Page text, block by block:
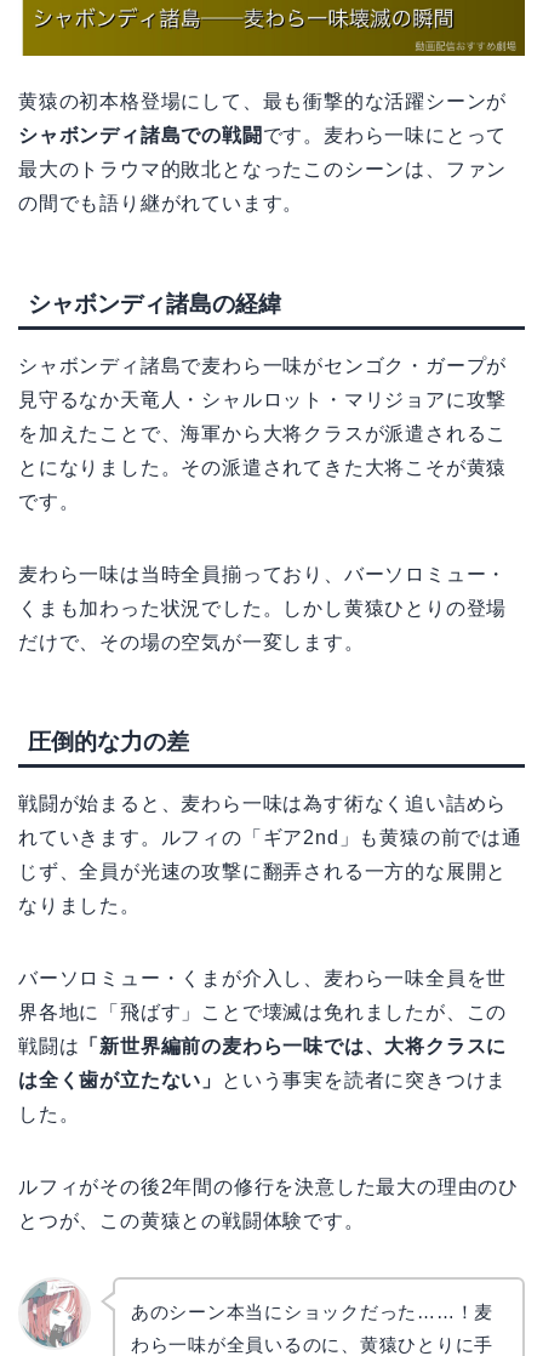
黄猿の初本格登場にして、最も衝撃的な活躍シーンが
シャボンディ諸島での戦闘 です。麦わら一味にとって
最大のトラウマ的敗北となったこのシーンは、ファン
の間でも語り継がれています。
シャボンディ諸島の経緯
シャボンディ諸島で麦わら一味がセンゴク・ガープが
見守るなか天竜人・シャルロット・マリジョアに攻撃
を加えたことで、海軍から大将クラスが派遣されるこ
とになりました。その派遣されてきた大将こそが黄猿
です。
麦わら一味は当時全員揃っており、バーソロミュー・
くまも加わった状況でした。しかし黄猿ひとりの登場
だけで、その場の空気が一変します。
圧倒的な力の差
戦闘が始まると、麦わら一味は為す術なく追い詰めら
れていきます。ルフィの「ギア2nd」も黄猿の前では通
じず、全員が光速の攻撃に翻弄される一方的な展開と
なりました。
バーソロミュー・くまが介入し、麦わら一味全員を世
界各地に「飛ばす」ことで壊滅は免れましたが、この
戦闘は 「新世界編前の麦わら一味では、大将クラスに
は全く歯が立たない」
という事実を読者に突きつけま
した。
ルフィがその後2年間の修行を決意した最大の理由のひ
とつが、この黄猿との戦闘体験です。
あのシーン本当にショックだった……！麦
わら一味が全員いるのに、黄猿ひとりに手